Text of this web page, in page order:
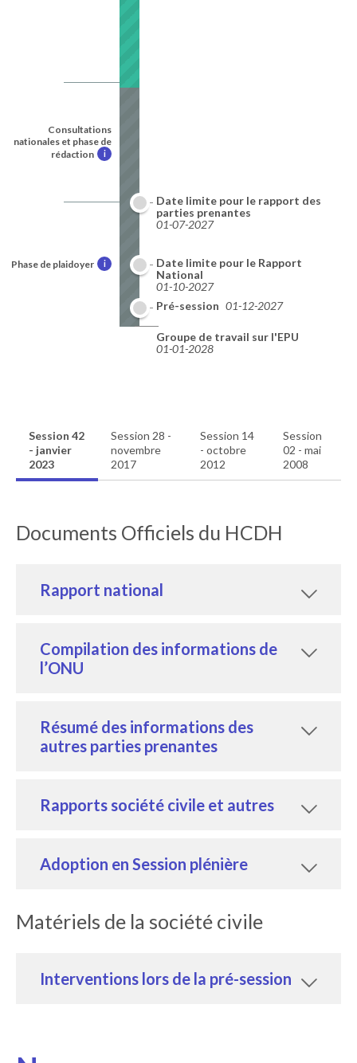
Consultations
nationales et phase de
rédaction
i
Phase de plaidoyer i
Date limite pour le rapport des
parties prenantes
01-07-2027
Date limite pour le Rapport
National
01-10-2027
Pré-session 01-12-2027
Groupe de travail sur l'EPU
01-01-2028
Session 42
- janvier
2023
Session 28 -
novembre
2017
Session 14
- octobre
2012
Session
02 - mai
2008
Documents Officiels du HCDH
Rapport national
Compilation des informations de
l’ONU
Résumé des informations des
autres parties prenantes
Rapports société civile et autres
Adoption en Session plénière
Matériels de la société civile
Interventions lors de la pré-session